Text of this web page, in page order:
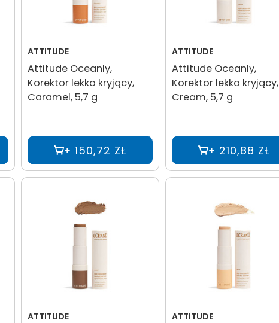
ATTITUDE
Attitude Oceanly,
Korektor lekko kryjący,
Caramel, 5,7 g
150,72 ZŁ
ATTITUDE
Attitude Oceanly,
Korektor lekko kryjący,
Cream, 5,7 g
210,88 ZŁ
ATTITUDE ATTITUDE